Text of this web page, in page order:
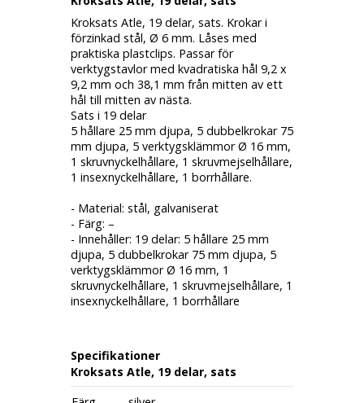
Kroksats Atle, 19 delar, sats. Krokar i
förzinkad stål, Ø 6 mm. Låses med
praktiska plastclips. Passar för
verktygstavlor med kvadratiska hål 9,2 x
9,2 mm och 38,1 mm från mitten av ett
hål till mitten av nästa.
Sats i 19 delar
5 hållare 25 mm djupa, 5 dubbelkrokar 75
mm djupa, 5 verktygsklämmor Ø 16 mm,
1 skruvnyckelhållare, 1 skruvmejselhållare,
1 insexnyckelhållare, 1 borrhållare.
- Material: stål, galvaniserat
- Färg: –
- Innehåller: 19 delar: 5 hållare 25 mm
djupa, 5 dubbelkrokar 75 mm djupa, 5
verktygsklämmor Ø 16 mm, 1
skruvnyckelhållare, 1 skruvmejselhållare, 1
insexnyckelhållare, 1 borrhållare
Specifikationer
Kroksats Atle, 19 delar, sats